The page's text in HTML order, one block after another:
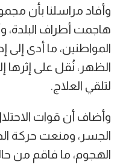
وأفاد مراسلنا بأن
هاجمت أطراف البلدة،
المواطنين، ما أدى
الظهر، نُقل على
لتلقي العلاج.
وأضاف أن قوات
الجسر، ومنعت حركة
الهجوم، ما فاقم من